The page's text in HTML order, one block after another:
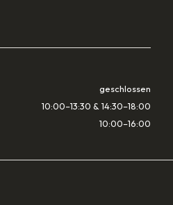
geschlossen
10:00–13:30 & 14:30–18:00
10:00–16:00